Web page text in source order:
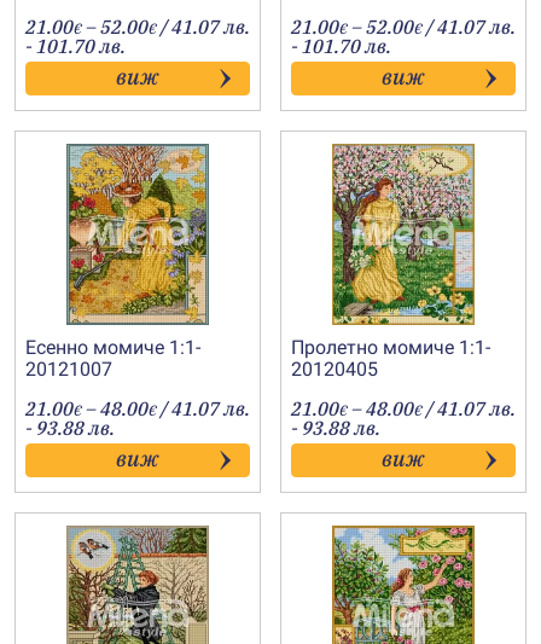
21.00€ –52.00€Price
range:
21.00€
through
52.00€
/ 41.07 лв.
- 101.70 лв.
виж
21.00€ –52.00€Price
range:
21.00€
through
52.00€
/ 41.07 лв.
- 101.70 лв.
виж
Есенно момиче 1:1-
20121007
21.00€ –48.00€Price
range:
21.00€
through
48.00€
/ 41.07 лв.
- 93.88 лв.
виж
Пролетно момиче 1:1-
20120405
21.00€ –48.00€Price
range:
21.00€
through
48.00€
/ 41.07 лв.
- 93.88 лв.
виж